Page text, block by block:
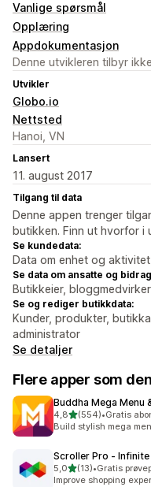
Vanlige spørsmål
Opplæring
Appdokumentasjon
Denne utvikleren tilbyr
Utvikler
Globo.io
Nettsted
Hanoi, VN
Lansert
11. august 2017
Tilgang til data
Denne appen trenger
butikken. Finn ut hvorfor i
Se kundedata:
Data om enhet og aktivitet
Se data om ansatte og
Butikkeier,
Se og rediger butikkdata:
Kunder, produkter,
administrator
Se detaljer
Flere apper som
Buddha Mega Menu
4,8av 5 stjerner
(554)
Totalt 554 omtaler
•Gratis
Build stylish mega
Scroller Pro ‑
5,0av 5 stjerner
(13)
Totalt 13 omtaler
•Gratis
Improve shopping